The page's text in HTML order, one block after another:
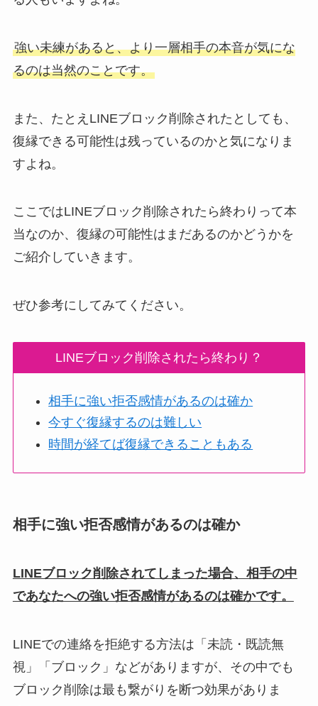
強い未練があると、より一層相手の本音が気にな
るのは当然のことです。
また、たとえLINEブロック削除されたとしても、
復縁できる可能性は残っているのかと気になりま
すよね。
ここではLINEブロック削除されたら終わりって本
当なのか、復縁の可能性はまだあるのかどうかを
ご紹介していきます。
ぜひ参考にしてみてください。
LINEブロック削除されたら終わり？
相手に強い拒否感情があるのは確か
今すぐ復縁するのは難しい
時間が経てば復縁できることもある
相手に強い拒否感情があるのは確か
LINEブロック削除されてしまった場合、相手の中
であなたへの強い拒否感情があるのは確かです。
LINEでの連絡を拒絶する方法は「未読・既読無
視」「ブロック」などがありますが、その中でも
ブロック削除は最も繋がりを断つ効果がありま